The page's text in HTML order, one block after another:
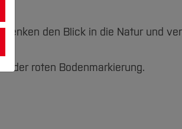
lenken den Blick in die Natur und
der roten Bodenmarkierung.